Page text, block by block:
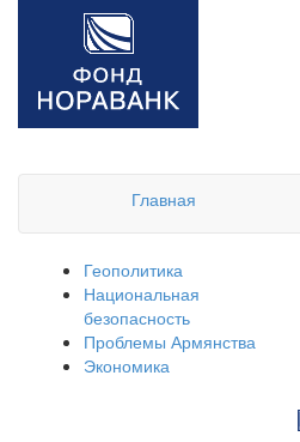
Главная
Геополитика
Национальная
безопасность
Проблемы Армянства
Экономика